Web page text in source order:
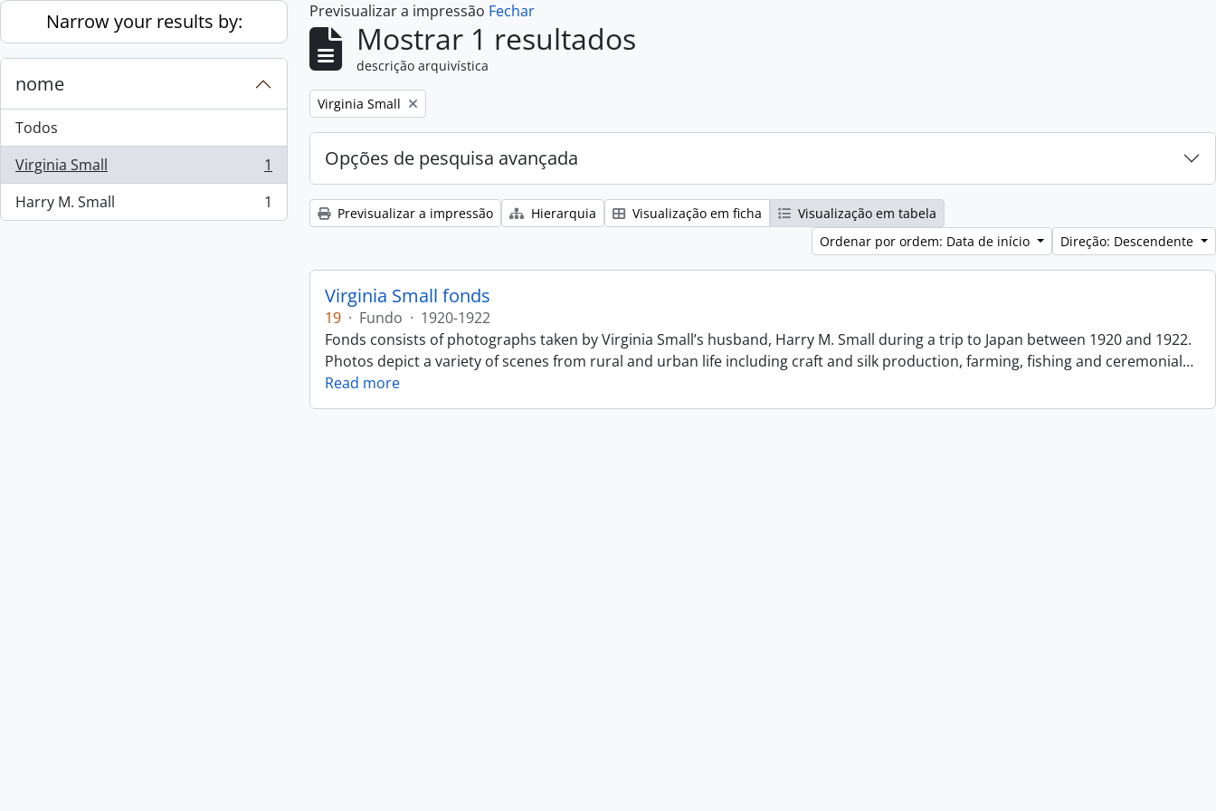
Skip to main content
Narrow your results by:
nome
Todos
Virginia Small
, 1 resultados
1
Harry M. Small
, 1 resultados 1
Previsualizar a impressão Fechar
Mostrar 1 resultados
descrição arquivística
Remove filter:
Virginia Small
Opções de pesquisa avançada
Previsualizar a impressão Hierarquia Visualização em ficha
Visualização em tabela
Ordenar por ordem: Data de início
Direção: Descendente
Virginia Small fonds
19 · Fundo · 1920-1922
Fonds consists of photographs taken by Virginia Small’s husband, Harry M. Small during a trip to Japan between 1920 and 1922.
Photos depict a variety of scenes from rural and urban life including craft and silk production, farming, fishing and ceremonial…
Read more